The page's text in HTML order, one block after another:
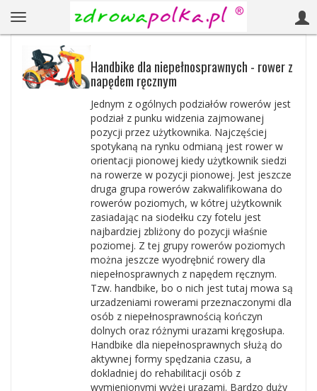
Handbike dla niepełnosprawnych - rower z
napędem ręcznym
Jednym z ogólnych podziałów rowerów jest
podział z punku widzenia zajmowanej
pozycji przez użytkownika. Najczęściej
spotykaną na rynku odmianą jest rower w
orientacji pionowej kiedy użytkownik siedzi
na rowerze w pozycji pionowej. Jest jeszcze
druga grupa rowerów zakwalifikowana do
rowerów poziomych, w kótrej użytkownik
zasiadając na siodełku czy fotelu jest
najbardziej zbliżony do pozycji właśnie
poziomej. Z tej grupy rowerów poziomych
można jeszcze wyodrębnić rowery dla
niepełnosprawnych z napędem ręcznym.
Tzw. handbike, bo o nich jest tutaj mowa są
urzadzeniami rowerami przeznaczonymi dla
osób z niepełnosprawnością kończyn
dolnych oraz różnymi urazami kręgosłupa.
Handbike dla niepełnosprawnych służą do
aktywnej formy spędzania czasu, a
dokladniej do rehabilitacji osób z
wymienionymi wyżej urazami. Bardzo duży